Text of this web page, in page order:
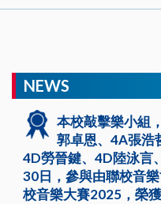
NEWS
本校敲擊樂小組
郭卓恩、4A張浩
4D勞晉鍵、4D陸泳言
30日，參與由聯校音
校音樂大賽2025，榮獲